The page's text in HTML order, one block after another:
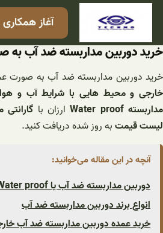
رفتن
آغاز همکاری
خرید دوربین مداربسته ضد آب به
خرید دوربین مداربسته ضد آب به صورت
خارجی و محیط هایی با شرایط آب و
مداربسته Water proof
ارزان با گارانتی
لیست قیمتبه روز شده دریافت کنید.
آنچه در این مقاله می‌خوانید:
دوربین مداربسته ضد آب یا Water proof چیست؟
انواع برند دوربین مداربسته ضد آب
خرید عمده دوربین مداربسته ضد آب